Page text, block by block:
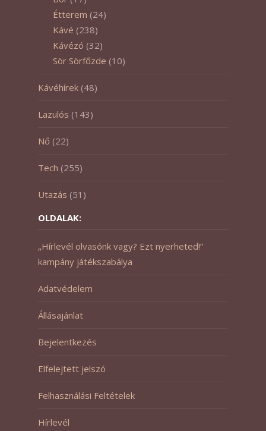
Étterem (24)
Kávé (238)
Kávézó (32)
Sör Sörfőzde (10)
Kávéhírek (48)
Lazulós (143)
Nő (22)
Tech (255)
Utazás (51)
OLDALAK:
„Hírlevél olvasónk vagy? Ezt nyerheted!”
kampány játékszabálya
Adatvédelem
Állásajánlat
Bejelentkezés
Elfelejtett jelszó
Felhasználási Feltételek
Hírlevél